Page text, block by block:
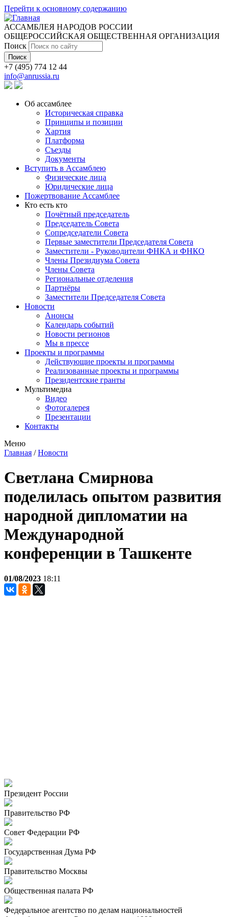
Перейти к основному содержанию
АССАМБЛЕЯ НАРОДОВ РОССИИ
ОБЩЕРОССИЙСКАЯ ОБЩЕСТВЕННАЯ ОРГАНИЗАЦИЯ
Поиск
+7 (495) 774 12 44
info@anrussia.ru
Об ассамблее
Историческая справка
Принципы и позиции
Хартия
Платформа
Съезды
Документы
Вступить в Ассамблею
Физические лица
Юридические лица
Пожертвование Ассамблее
Кто есть кто
Почётный председатель
Председатель Совета
Сопредседатели Совета
Первые заместители Председателя Совета
Заместители - Руководители ФНКА и ФНКО
Члены Президиума Совета
Члены Совета
Региональные отделения
Партнёры
Заместители Председателя Совета
Новости
Анонсы
Календарь событий
Новости регионов
Мы в прессе
Проекты и программы
Действующие проекты и программы
Реализованные проекты и программы
Президентские гранты
Мультимедиа
Видео
Фотогалерея
Презентации
Контакты
Меню
Главная /Новости
Светлана Смирнова
поделилась опытом развития
народной дипломатии на
Международной
конференции в Ташкенте
01/08/2023 18:11
Президент России
Правительство РФ
Совет Федерации РФ
Государственная Дума РФ
Правительство Москвы
Общественная палата РФ
Федеральное агентство по делам национальностей